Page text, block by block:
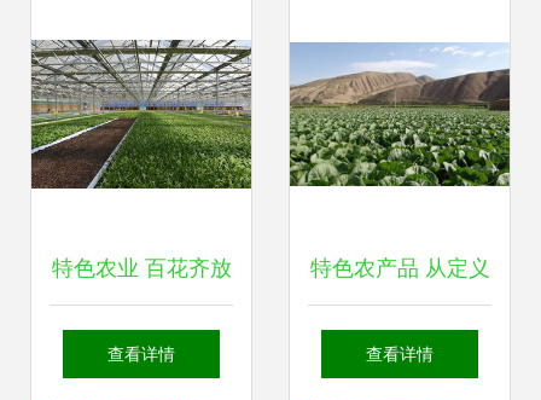
特色农业 百花齐放
的乡土新名片
查看详情
特色农产品 从定义
到种植与发展方
查看详情